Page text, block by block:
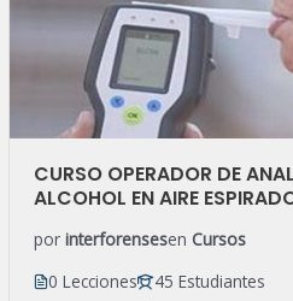
CURSO OPERADOR DE
ALCOHOL EN AIRE
por interforensesen Cursos
0 Lecciones
45 Estudiantes